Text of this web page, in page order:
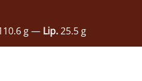
g — Lip.25.5 g